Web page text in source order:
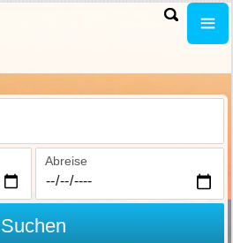
Abreise
Suchen